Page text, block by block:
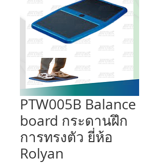
PTW005B Balance
board กระดานฝึก
การทรงตัว ยี่ห้อ
Rolyan